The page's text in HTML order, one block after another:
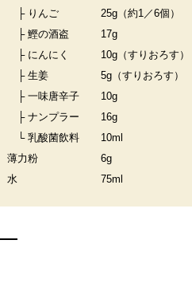
├ りんご
25g（約1／6個）
├ 鰹の酒盗
17g
├ にんにく
10g（すりおろす）
├ 生姜
5g（すりおろす）
├ 一味唐辛子
10g
├ ナンプラー
16g
└ 乳酸菌飲料
10ml
薄力粉
6g
水
75ml